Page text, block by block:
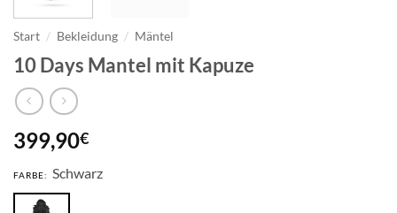
Start / Bekleidung / Mäntel
10 Days Mantel mit Kapuze
399,90€
FARBE: Schwarz